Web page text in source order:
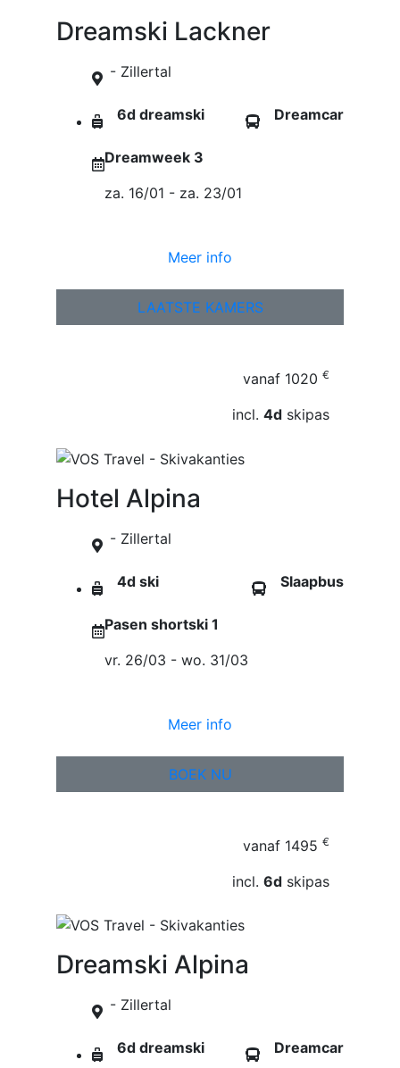
Dreamski Lackner
- Zillertal
6d dreamski Dreamcar
Dreamweek 3
za. 16/01 - za. 23/01
Meer info
LAATSTE KAMERS
vanaf 1020 €
incl. 4d skipas
Hotel Alpina
- Zillertal
4d ski Slaapbus
Pasen shortski 1
vr. 26/03 - wo. 31/03
Meer info
BOEK NU
vanaf 1495 €
incl. 6d skipas
Dreamski Alpina
- Zillertal
6d dreamski Dreamcar